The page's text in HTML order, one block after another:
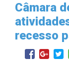
Câmara
recesso